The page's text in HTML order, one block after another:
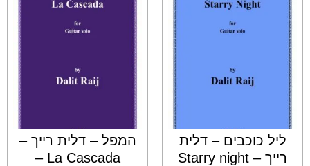
ליל כוכבים – דלית
רייך – Starry night
המפל – דלית רייך –
La Cascada –